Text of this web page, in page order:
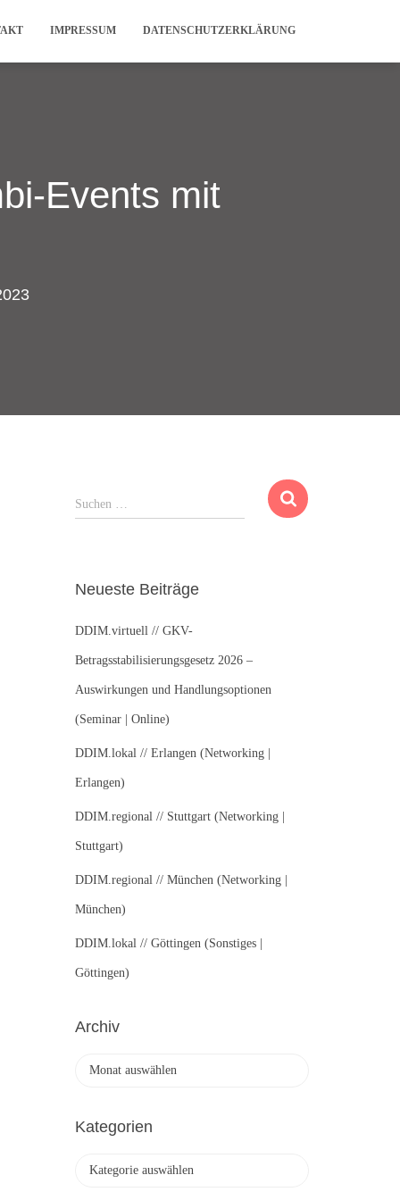
IMPRESSUM DATENSCHUTZERKLÄRUNG
Events mit
u
n
a
c
:
Suchen …
Neueste Beiträge
DDIM.virtuell // GKV-
Betragsstabilisierungsgesetz 2026 –
Auswirkungen und Handlungsoptionen
(Seminar | Online)
DDIM.lokal // Erlangen (Networking |
Erlangen)
DDIM.regional // Stuttgart (Networking |
Stuttgart)
DDIM.regional // München (Networking |
München)
DDIM.lokal // Göttingen (Sonstiges |
Göttingen)
Archiv
h
Kategorien